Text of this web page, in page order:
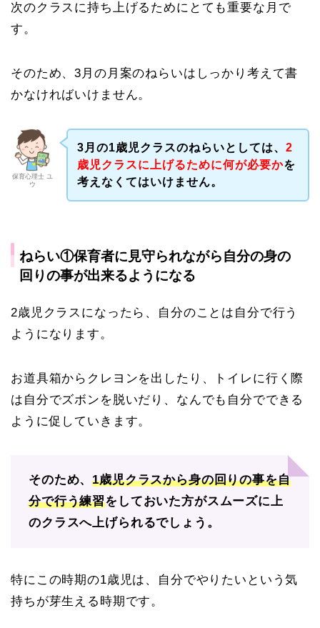
次のクラスに持ち上げるためにとても重要な月で
す。
そのため、3月の月案のねらいはしっかり考えて書
かなければいけません。
保育心理士 ユ
ウ
3月の1歳児クラスのねらいとしては、 2
歳児クラスに上げるために何が必要かを
考えなくてはいけません。
ねらい①保育者に見守られながら自分の身の
回りの事が出来るようになる
2歳児クラスになったら、自分のことは自分で行う
ようになります。
お道具箱からクレヨンを出したり、トイレに行く際
は自分でズボンを脱いだり、なんでも自分でできる
ように促していきます。
そのため、1歳児クラスから身の回りの事を自
分で行う練習をしておいた方がスムーズに上
のクラスへ上げられるでしょう。
特にこの時期の1歳児は、自分でやりたいという気
持ちが芽生える時期です。